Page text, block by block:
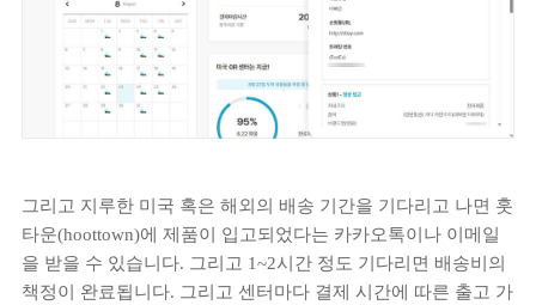
그리고 지루한 미국 혹은 해외의 배송 기간을 기다리고 나면 훗
타운(hoottown)에 제품이 입고되었다는 카카오톡이나 이메일
을 받을 수 있습니다. 그리고 1~2시간 정도 기다리면 배송비의
책정이 완료됩니다. 그리고 센터마다 결제 시간에 따른 출고 가